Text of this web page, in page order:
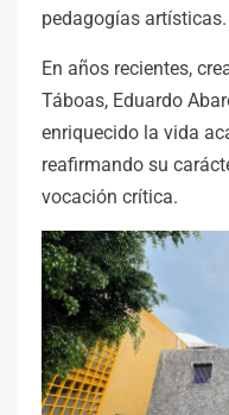
pedagogías artísticas.
En años recientes,
Táboas, Eduardo
enriquecido la vida
reafirmando su
vocación crítica.